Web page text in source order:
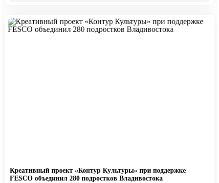
Креативный проект «Контур Культуры» при поддержке
FESCO объединил 280 подростков Владивостока